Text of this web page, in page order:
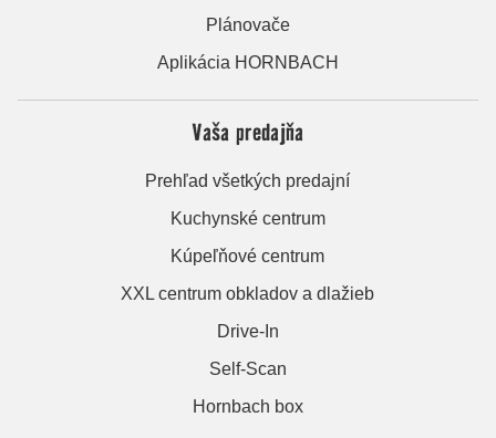
Plánovače
Aplikácia HORNBACH
Vaša predajňa
Prehľad všetkých predajní
Kuchynské centrum
Kúpeľňové centrum
XXL centrum obkladov a dlažieb
Drive-In
Self-Scan
Hornbach box